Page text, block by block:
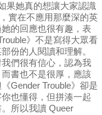
果她真的想讓大家認識
實在不應用那麼深的英
的回應也很有趣，表
》不是寫得大眾看
份的人閱讀和理解。
們很有信心，認為我
書也不是很厚，應該
Gender Trouble》卻是
也懂得，但拼湊一起
所以我讀 Queer